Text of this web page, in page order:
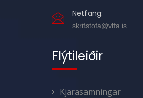
Netfang:
skrifstofa@vlfa.is
Flýtileiðir
Kjarasamningar